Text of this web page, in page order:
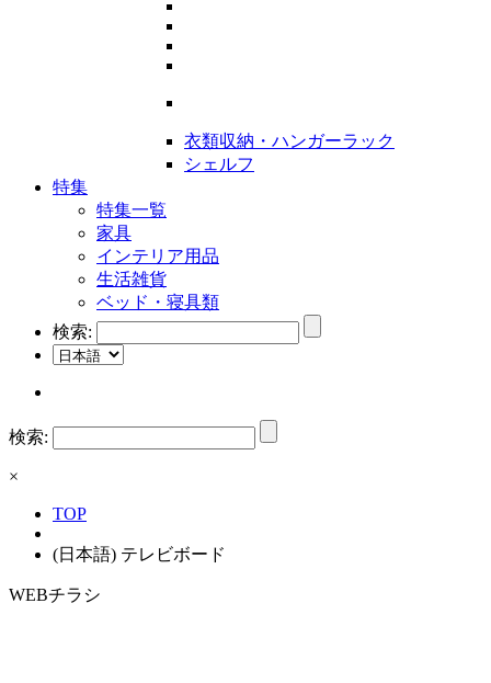
衣類収納・ハンガーラック
シェルフ
特集
特集一覧
家具
インテリア用品
生活雑貨
ベッド・寝具類
検索:
検索:
×
TOP
(日本語) テレビボード
WEBチラシ